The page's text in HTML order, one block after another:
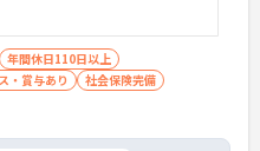
年間休日110日以上
・賞与あり
社会保険完備